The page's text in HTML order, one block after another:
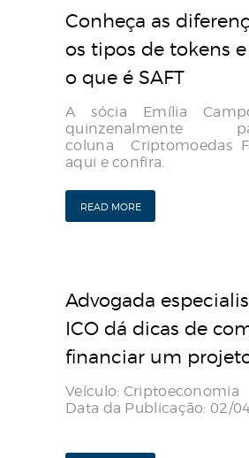
Conheça as
os tipos de tokens
o que é SAFT
A sócia Emília
coluna Criptomoedas
aqui e confira.
READ MORE
Advogada
ICO dá dicas de
financiar um
Veículo: Criptoeconomia
Data da Publicação: 02/